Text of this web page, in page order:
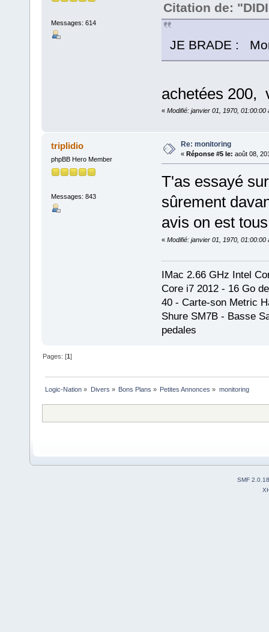
Messages: 614
Citation de:
JE BRADE :
achetées 200,
« Modifié: janvier 01, 1970, 01:00:00
triplidio
phpBB Hero Member
Messages: 843
Re: monitoring
« Réponse #5 le: août 08,
T'as essayé
sûrement
avis on est
« Modifié: janvier 01, 1970, 01:00:00
IMac 2.66 GHz Intel
Core i7 2012 - 16 Go
40 - Carte-son Metric
Shure SM7B - Basse
pedales
Pages: [1]
Logic-Nation » Divers » Bons Plans » Petites Annonces » monitoring
SMF 2.0.18